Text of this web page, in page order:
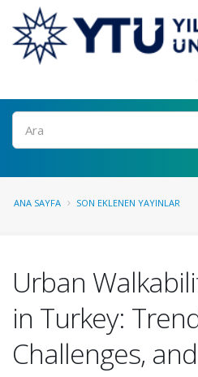
Ara
ANA SAYFA SON EKLENEN YAYINLAR
Urban
in Turkey:
Challenges,